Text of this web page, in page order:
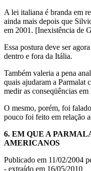
A lei italiana é branda em
ainda mais depois que
em 2001. [Inexistência de
Essa postura deve ser
dentro e fora da Itália.
Também valeria a pena
quais ajudaram a Parmalat
medir as conseqüências
O mesmo, porém, foi
pouco foi feito em relação
6. EM QUE A
AMERICANOS
Publicado em 11/02/2004
- extraído em 16/05/2010